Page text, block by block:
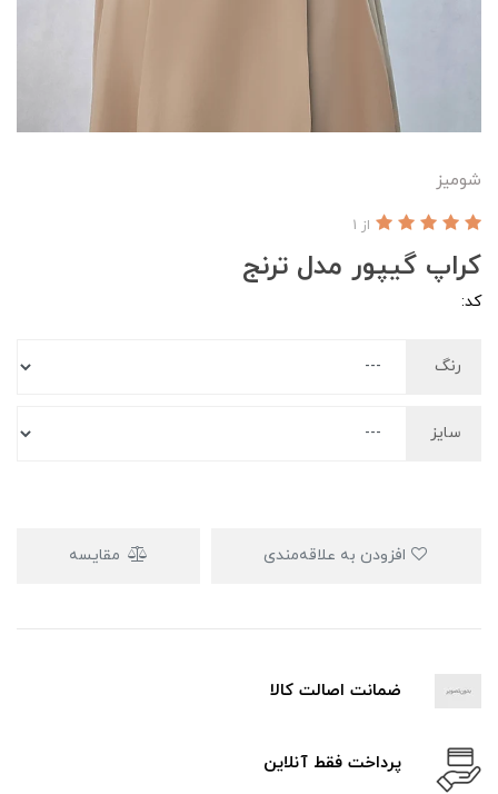
شومیز
کراپ گیپور مدل ترنج
از 1
کد:
رنگ
سایز
مقایسه
ضمانت اصالت کالا
پرداخت فقط آنلاین